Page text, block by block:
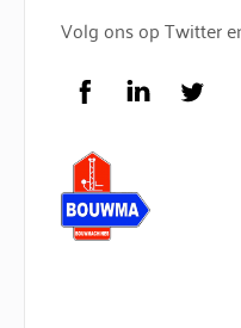
Bouwlift huren
FAQ
Volg ons op Twitter
FacebookLinkedInTwitter